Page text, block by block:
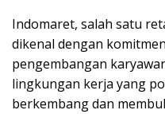
Indomaret, salah satu
dikenal dengan
pengembangan
lingkungan kerja yang
berkembang dan